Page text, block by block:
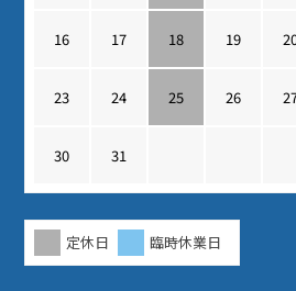
16 17 18 19
23 24 25 26
30 31
定休日 臨時休業日